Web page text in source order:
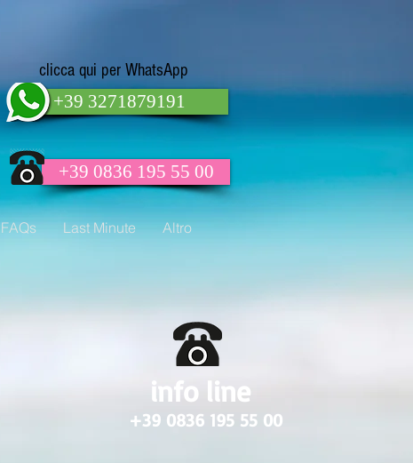
+39 3271879191
clicca qui per WhatsApp
+39 0836 195 55 00
FAQs Last Minute Altro
info line
+39 0836 195 55 00